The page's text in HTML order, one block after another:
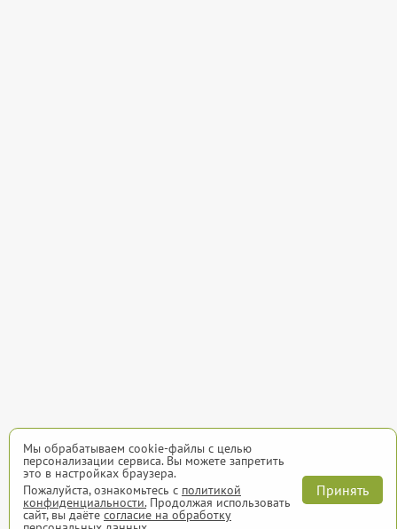
Мы обрабатываем cookie-файлы с целью
персонализации сервиса. Вы можете запретить
это в настройках браузера.
Пожалуйста, ознакомьтесь с политикой
конфиденциальности.Продолжая использовать
сайт, вы даёте согласие на обработку
Принять